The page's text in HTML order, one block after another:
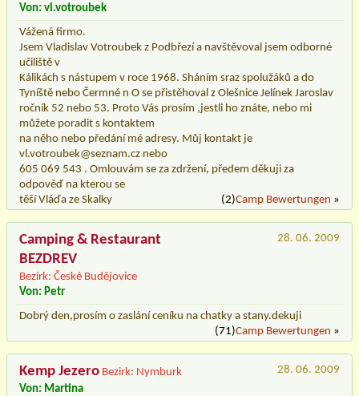
Von: vl.votroubek
Vážená firmo.
Jsem Vladislav Votroubek z Podbřezí a navštěvoval jsem odborné
učiliště v
Kálikách s nástupem v roce 1968. Sháním sraz spolužáků a do
Tyníště nebo Čermné n O se přistěhoval z Olešnice Jelínek Jaroslav
ročník 52 nebo 53. Proto Vás prosím ,jestli ho znáte, nebo mi
můžete poradit s kontaktem
na něho nebo předání mé adresy. Můj kontakt je
vl.votroubek@seznam.cz nebo
605 069 543 . Omlouvám se za zdržení, předem děkuji za
odpověď na kterou se
těší Vláďa ze Skalky
(2)Camp Bewertungen »
Camping & Restaurant
BEZDREV
Bezirk: České Budějovice
28. 06. 2009
Von: Petr
Dobrý den,prosím o zaslání ceníku na chatky a stany.dekuji
(71)Camp Bewertungen »
Kemp Jezero Bezirk: Nymburk
28. 06. 2009
Von: Martina